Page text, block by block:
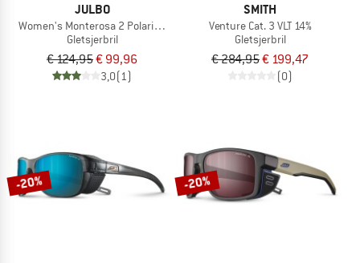
JULBO
Women's Monterosa 2 Polarized S3 (VLT 12%)
Gletsjerbril
€ 124,95€ 99,96
3,0(1)
SMITH
Venture Cat. 3 VLT 14%
Gletsjerbril
€ 284,95€ 199,47
(0)
-20% -20%